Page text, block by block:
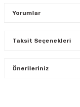
Yorumlar
Taksit Seçenekleri
Önerileriniz